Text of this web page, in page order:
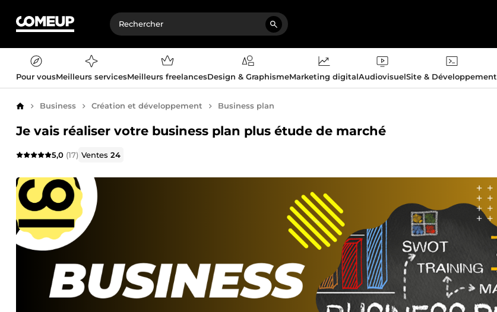
Pour vousMeilleurs servicesMeilleurs freelancesDesign & GraphismeMarketing digitalAudiovisuelSite & Développement
AccueilBusiness Création et développement Business plan
Je vais réaliser votre business plan plus étude de marché
5,0 (17) Ventes24